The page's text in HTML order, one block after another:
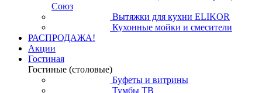
Союз
Вытяжки для кухни ELIKOR
Кухонные мойки и смесители
РАСПРОДАЖА!
Акции
Гостиная
Гостиные (столовые)
Буфеты и витрины
Тумбы ТВ